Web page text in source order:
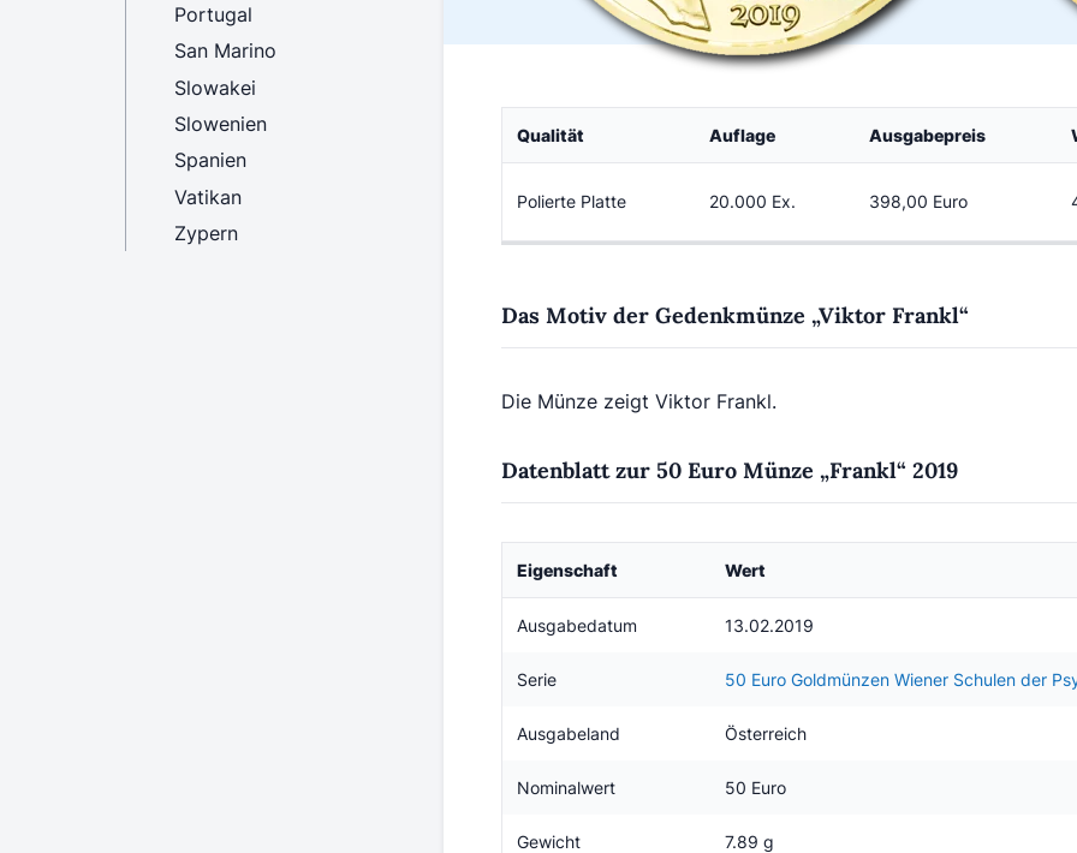
Qualität Auflage Ausgabepreis
Polierte Platte 20.000 Ex. 398,00 Euro
Das Motiv der Gedenkmünze „Viktor Frankl“
Die Münze zeigt Viktor Frankl.
Datenblatt zur 50 Euro Münze „Frankl“ 2019
Eigenschaft Wert
Ausgabedatum 13.02.2019
Serie 50 Euro Goldmünzen Wiener Schulen der
Ausgabeland Österreich
Nominalwert 50 Euro
Gewicht 7.89 g
Portugal
San Marino
Slowakei
Slowenien
Spanien
Vatikan
Zypern